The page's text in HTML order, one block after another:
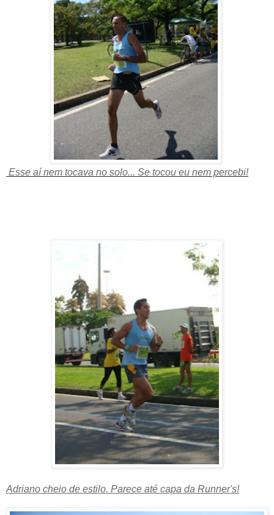
Esse aí nem tocava no solo... Se tocou eu nem percebi!
Adriano cheio de estilo. Parece até capa da Runner's!